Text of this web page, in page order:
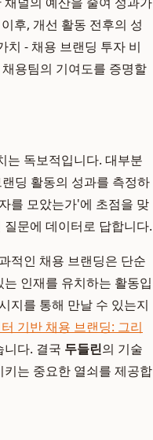
후, 개선 활동 전후의 성
- 채용 브랜딩 투자 비
용팀의 기여도를 증명할
는 독보적입니다. 대부분
딩 활동의 성과를 측정하
를 모았는가'에 초점을 맞
문에 데이터로 답합니다.
적인 채용 브랜딩은 단순
인재를 유치하는 활동입
지를 통해 만날 수 있는지
기반 채용 브랜딩: 그리
다. 결국 두들린의 기술
는 중요한 열쇠를 제공합